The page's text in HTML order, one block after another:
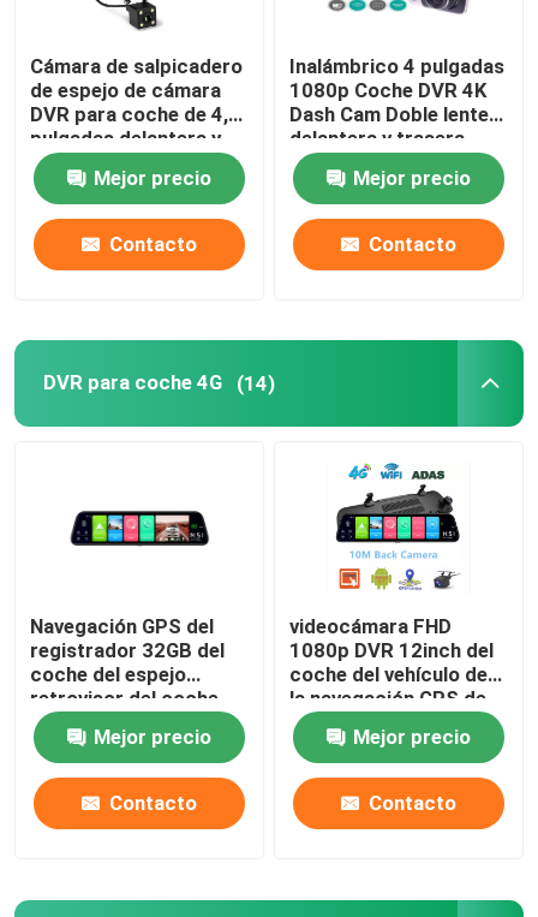
Cámara de tablero activada por movimiento
Cámara de tablero GPS
Cámara de tablero inalámbrica
Cámara de salpicadero
de espejo de cámara
DVR para coche de 4,3
pulgadas delantera y
trasera 1080p
Mejor precio
Contacto
Inalámbrico 4 pulgadas
1080p Coche DVR 4K
Dash Cam Doble lente
delantera y trasera
Mejor precio
Contacto
DVR para coche 4G (14)
Navegación GPS del
registrador 32GB del
coche del espejo
retrovisor del coche
DVR FHD1080P de 12
pulgadas ADAS 4G
Mejor precio
Contacto
videocámara FHD
1080p DVR 12inch del
coche del vehículo de
la navegación GPS de
4G ADAS Android
Mejor precio
Contacto